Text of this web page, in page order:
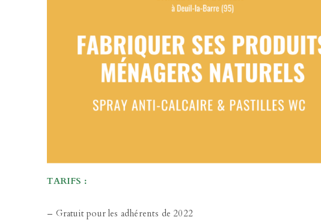
TARIFS :
– Gratuit pour les adhérents de 2022